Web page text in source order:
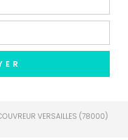
VERSAILLES (78000)